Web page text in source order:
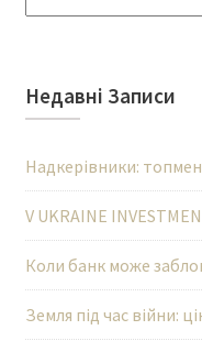
Недавні Записи
Надкерівники:
V UKRAINE
Коли банк може
Земля під час війни: